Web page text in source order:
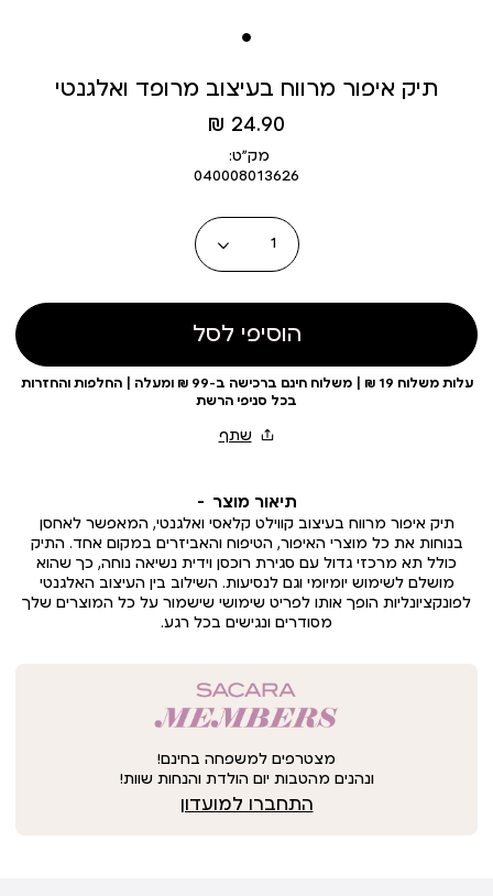
תיק איפור מרווח בעיצוב מרופד ואלגנטי
מחיר
מוצר
24.90 ₪
מק״ט:
040008013626
כמות
הוסיפי לסל
עלות משלוח 19 ₪ | משלוח חינם ברכישה ב-99 ₪ ומעלה | החלפות והחזרות
בכל סניפי הרשת
תיאור מוצר
תיק איפור מרווח בעיצוב קווילט קלאסי ואלגנטי, המאפשר לאחסן
בנוחות את כל מוצרי האיפור, הטיפוח והאביזרים במקום אחד. התיק
כולל תא מרכזי גדול עם סגירת רוכסן וידית נשיאה נוחה, כך שהוא
מושלם לשימוש יומיומי וגם לנסיעות. השילוב בין העיצוב האלגנטי
לפונקציונליות הופך אותו לפריט שימושי שישמור על כל המוצרים שלך
מסודרים ונגישים בכל רגע.
מצטרפים למשפחה בחינם!
ונהנים מהטבות יום הולדת והנחות שוות!
התחברו למועדון